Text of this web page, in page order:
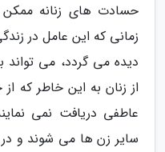
حسادت های زنانه
زمانی که این عامل در
دیده می گردد، می تواند
از زنان به این خاطر
عاطفی دریافت نمی
سایر زن ها می شوند و